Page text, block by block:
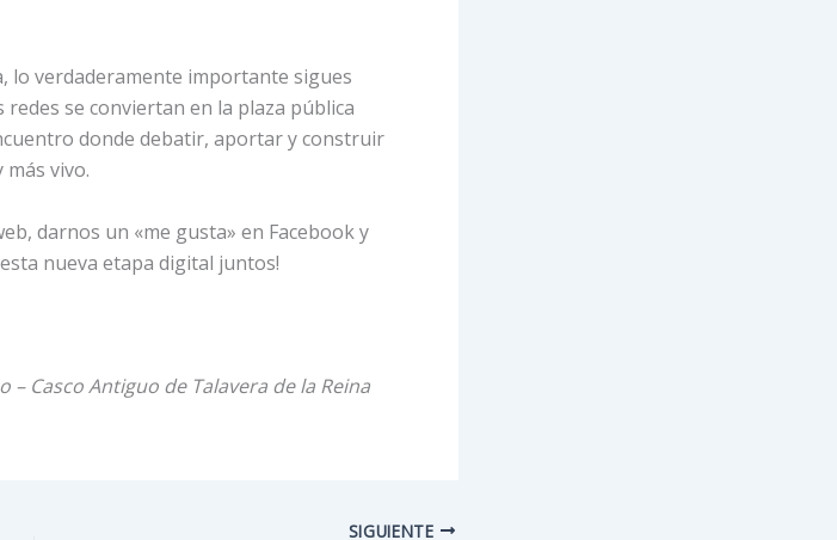
lo verdaderamente importante sigues
se conviertan en la plaza pública
donde debatir, aportar y construir
vivo.
darnos un «me gusta» en Facebook y
nueva etapa digital juntos!
– Casco Antiguo de Talavera de la Reina
SIGUIENTE